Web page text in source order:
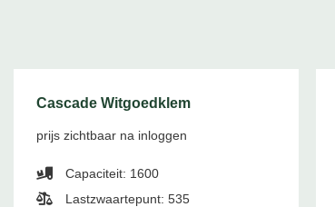
Cascade Witgoedklem
prijs zichtbaar na inloggen
Capaciteit: 1600
Lastzwaartepunt: 535